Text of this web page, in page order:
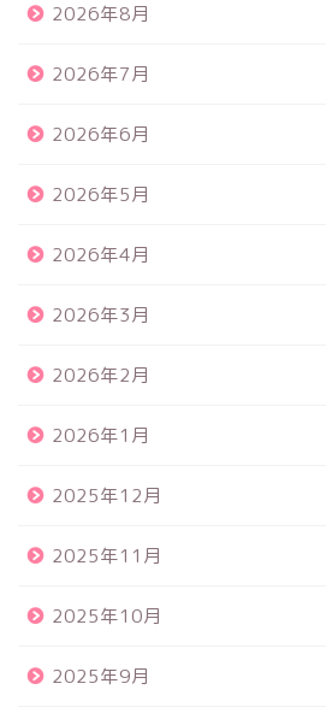
2026年8月
2026年7月
2026年6月
2026年5月
2026年4月
2026年3月
2026年2月
2026年1月
2025年12月
2025年11月
2025年10月
2025年9月